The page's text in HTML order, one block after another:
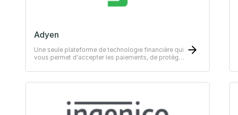
Adyen
Une seule plateforme de technologie financière qui
vous permet d'accepter les paiements, de protéger